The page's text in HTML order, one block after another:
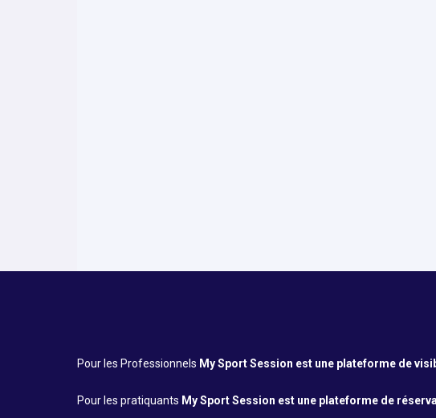
Pour les Professionnels My Sport Session est une plateforme de
Pour les pratiquants My Sport Session est une plateforme de